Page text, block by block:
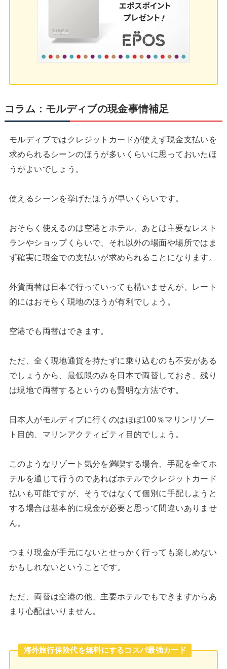
コラム：モルディブの現金事情補足
モルディブではクレジットカードが使えず現金支払いを
求められるシーンのほうが多いくらいに思っておいたほ
うがよいでしょう。
使えるシーンを挙げたほうが早いくらいです。
おそらく使えるのは空港とホテル、あとは主要なレスト
ランやショップくらいで、それ以外の場面や場所ではま
ず確実に現金での支払いが求められることになります。
外貨両替は日本で行っていっても構いませんが、レート
的にはおそらく現地のほうが有利でしょう。
空港でも両替はできます。
ただ、全く現地通貨を持たずに乗り込むのも不安がある
でしょうから、最低限のみを日本で両替しておき、残り
は現地で両替するというのも賢明な方法です。
日本人がモルディブに行くのはほぼ100％マリンリゾー
ト目的、マリンアクティビティ目的でしょう。
このようなリゾート気分を満喫する場合、手配を全てホ
テルを通じて行うのであればホテルでクレジットカード
払いも可能ですが、そうではなくて個別に手配しようと
する場合は基本的に現金が必要と思って間違いありませ
ん。
つまり現金が手元にないとせっかく行っても楽しめない
かもしれないということです。
ただ、両替は空港の他、主要ホテルでもできますからあ
まり心配はいりません。
海外旅行保険代を無料にするコスパ最強カード